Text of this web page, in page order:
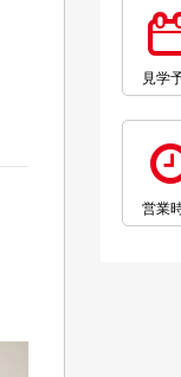
見学
営業